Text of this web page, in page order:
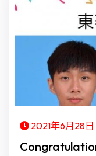
2021年6月28日